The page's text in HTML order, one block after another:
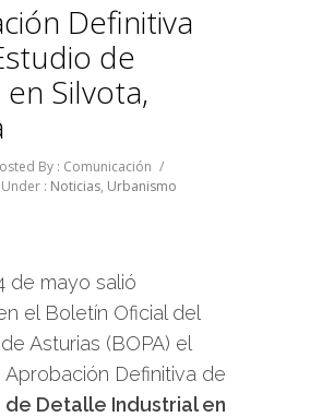
Definitiva
de
Silvota,
By : Comunicación /
Under : Noticias, Urbanismo
de mayo salió
el Boletín Oficial del
Asturias (BOPA) el
Aprobación Definitiva de
de Detalle Industrial en